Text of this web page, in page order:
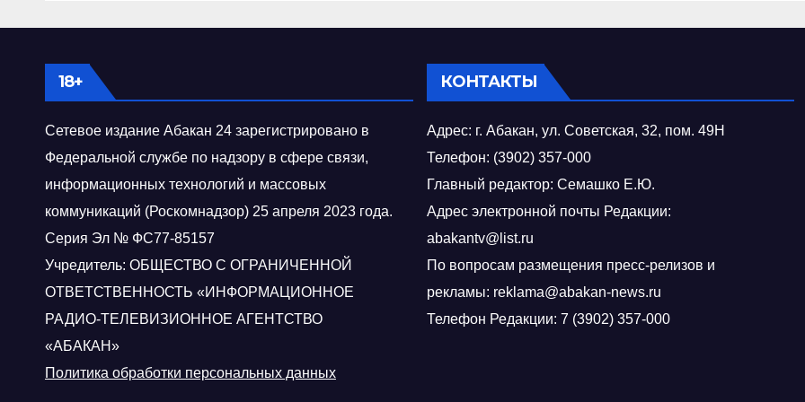
18+
Сетевое издание Абакан 24 зарегистрировано в
Федеральной службе по надзору в сфере связи,
информационных технологий и массовых
коммуникаций (Роскомнадзор) 25 апреля 2023 года.
Серия Эл № ФС77-85157
Учредитель: ОБЩЕСТВО С ОГРАНИЧЕННОЙ
ОТВЕТСТВЕННОСТЬ «ИНФОРМАЦИОННОЕ
РАДИО-ТЕЛЕВИЗИОННОЕ АГЕНТСТВО
«АБАКАН»
Политика обработки персональных данных
КОНТАКТЫ
Адрес: г. Абакан, ул. Советская, 32, пом. 49Н
Телефон: (3902) 357-000
Главный редактор: Семашко Е.Ю.
Адрес электронной почты Редакции:
abakantv@list.ru
По вопросам размещения пресс-релизов и
рекламы: reklama@abakan-news.ru
Телефон Редакции: 7 (3902) 357-000